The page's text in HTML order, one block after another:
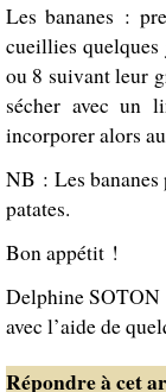
Les bananes :
cueillies
ou 8 suivant leur
sécher avec un
incorporer alors
NB : Les bananes
patates.
Bon appétit !
Delphine SOTON
avec l’aide de
Répondre à cet